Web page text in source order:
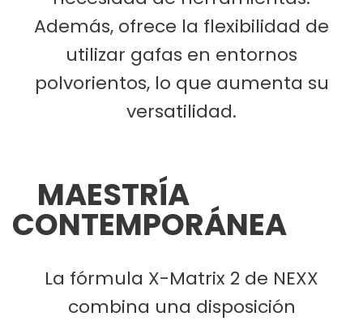
Además, ofrece la flexibilidad de
utilizar gafas en entornos
polvorientos, lo que aumenta su
versatilidad.
MAESTRÍA
CONTEMPORÁNEA
La fórmula X-Matrix 2 de NEXX
combina una disposición